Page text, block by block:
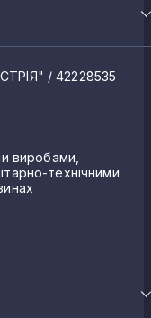
/ 42228535
виробами,
технічними